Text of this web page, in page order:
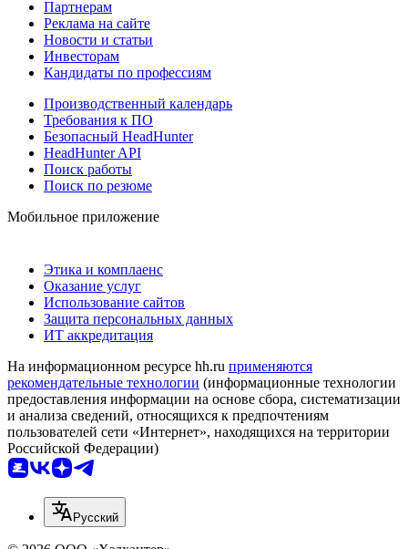
Партнерам
Реклама на сайте
Новости и статьи
Инвесторам
Кандидаты по профессиям
Производственный календарь
Требования к ПО
Безопасный HeadHunter
HeadHunter API
Поиск работы
Поиск по резюме
Мобильное приложение
Этика и комплаенс
Оказание услуг
Использование сайтов
Защита персональных данных
ИТ аккредитация
На информационном ресурсе hh.ru применяются
рекомендательные технологии (информационные технологии
предоставления информации на основе сбора, систематизации
и анализа сведений, относящихся к предпочтениям
пользователей сети «Интернет», находящихся на территории
Российской Федерации)
Русский